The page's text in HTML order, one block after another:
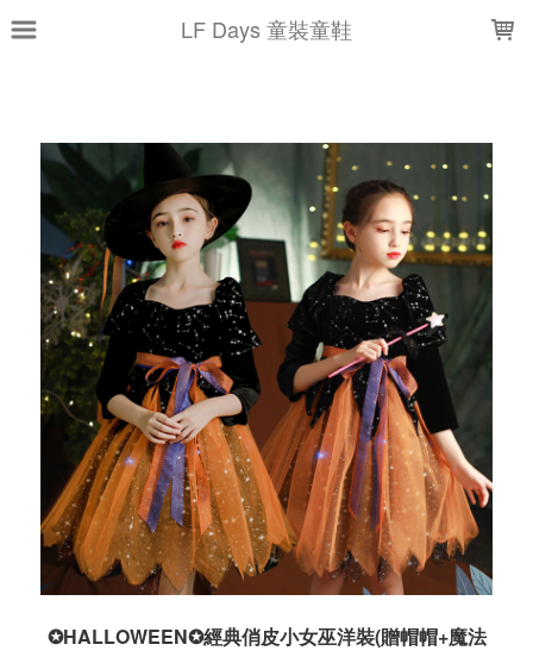
LF Days 童裝童鞋
✪HALLOWEEN✪經典俏皮小女巫洋裝(贈帽帽+魔法